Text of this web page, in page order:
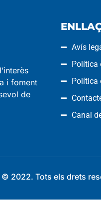
i foment
de
Avís
Política
Política
Canal
© 2022. Tots els drets